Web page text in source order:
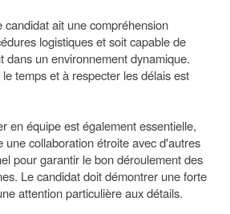
candidat ait une compréhension
logistiques et soit capable de
dans un environnement dynamique.
temps et à respecter les délais est
en équipe est également essentielle,
une collaboration étroite avec d'autres
pour garantir le bon déroulement des
Le candidat doit démontrer une forte
attention particulière aux détails.